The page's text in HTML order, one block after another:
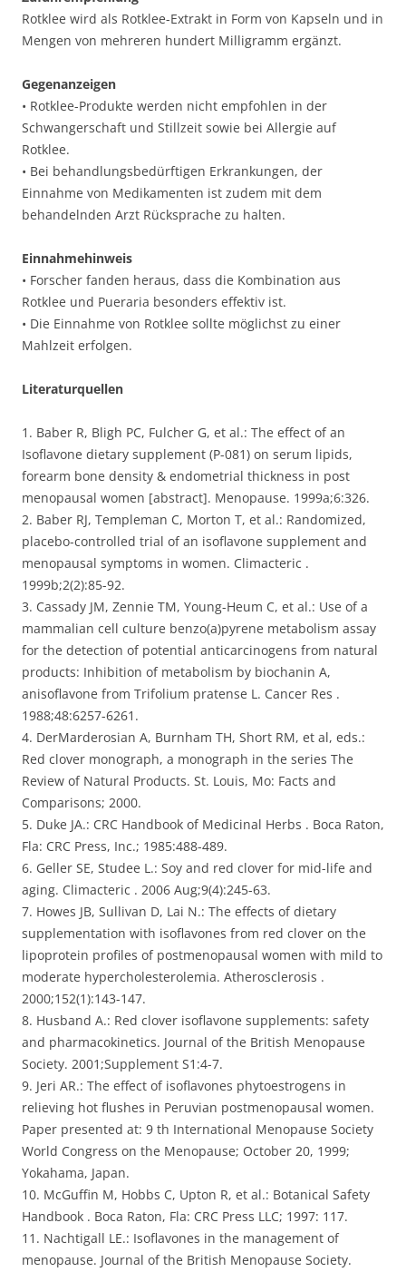
Rotklee wird als Rotklee-Extrakt in Form von Kapseln und in
Mengen von mehreren hundert Milligramm ergänzt.
Gegenanzeigen
• Rotklee-Produkte werden nicht empfohlen in der
Schwangerschaft und Stillzeit sowie bei Allergie auf
Rotklee.
• Bei behandlungsbedürftigen Erkrankungen, der
Einnahme von Medikamenten ist zudem mit dem
behandelnden Arzt Rücksprache zu halten.
Einnahmehinweis
• Forscher fanden heraus, dass die Kombination aus
Rotklee und Pueraria besonders effektiv ist.
• Die Einnahme von Rotklee sollte möglichst zu einer
Mahlzeit erfolgen.
Literaturquellen
1. Baber R, Bligh PC, Fulcher G, et al.: The effect of an
Isoflavone dietary supplement (P-081) on serum lipids,
forearm bone density & endometrial thickness in post
menopausal women [abstract]. Menopause. 1999a;6:326.
2. Baber RJ, Templeman C, Morton T, et al.: Randomized,
placebo-controlled trial of an isoflavone supplement and
menopausal symptoms in women. Climacteric .
1999b;2(2):85-92.
3. Cassady JM, Zennie TM, Young-Heum C, et al.: Use of a
mammalian cell culture benzo(a)pyrene metabolism assay
for the detection of potential anticarcinogens from natural
products: Inhibition of metabolism by biochanin A,
anisoflavone from Trifolium pratense L. Cancer Res .
1988;48:6257-6261.
4. DerMarderosian A, Burnham TH, Short RM, et al, eds.:
Red clover monograph, a monograph in the series The
Review of Natural Products. St. Louis, Mo: Facts and
Comparisons; 2000.
5. Duke JA.: CRC Handbook of Medicinal Herbs . Boca Raton,
Fla: CRC Press, Inc.; 1985:488-489.
6. Geller SE, Studee L.: Soy and red clover for mid-life and
aging. Climacteric . 2006 Aug;9(4):245-63.
7. Howes JB, Sullivan D, Lai N.: The effects of dietary
supplementation with isoflavones from red clover on the
lipoprotein profiles of postmenopausal women with mild to
moderate hypercholesterolemia. Atherosclerosis .
2000;152(1):143-147.
8. Husband A.: Red clover isoflavone supplements: safety
and pharmacokinetics. Journal of the British Menopause
Society. 2001;Supplement S1:4-7.
9. Jeri AR.: The effect of isoflavones phytoestrogens in
relieving hot flushes in Peruvian postmenopausal women.
Paper presented at: 9 th International Menopause Society
World Congress on the Menopause; October 20, 1999;
Yokahama, Japan.
10. McGuffin M, Hobbs C, Upton R, et al.: Botanical Safety
Handbook . Boca Raton, Fla: CRC Press LLC; 1997: 117.
11. Nachtigall LE.: Isoflavones in the management of
menopause. Journal of the British Menopause Society.